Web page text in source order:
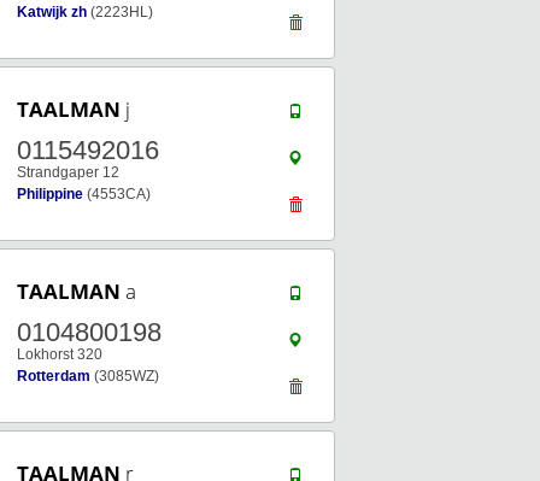
Katwijk zh (2223HL)
TAALMAN j
0115492016
Strandgaper 12
Philippine (4553CA)
TAALMAN a
0104800198
Lokhorst 320
Rotterdam (3085WZ)
TAALMAN r